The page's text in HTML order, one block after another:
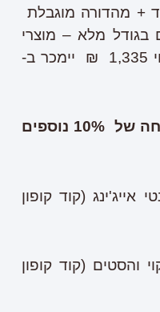
ב- 119 ₪ בלבד + מהדורה מוגבלת
בגודל מלא – מוצרי
הבסט סלרס של קליניק בשווי 1,335 ₪ יימכר ב-
תינתן הנחה של 10% נוספים